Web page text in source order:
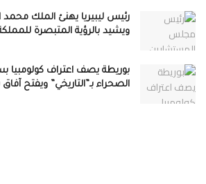
رئيس ليبيريا يهنئ الملك
ويشيد بالرؤية المتبصرة
بوريطة يصف اعتراف كولومبيا
الصحراء بـ”التاريخي” ويفتح